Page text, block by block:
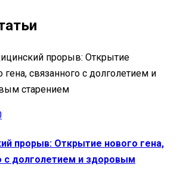
прорыв: Открытие нового гена,
с долголетием и здоровым